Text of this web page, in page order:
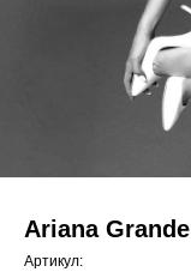
Ariana
Артикул: